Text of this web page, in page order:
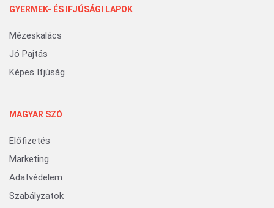
GYERMEK- ÉS IFJÚSÁGI LAPOK
Mézeskalács
Jó Pajtás
Képes Ifjúság
MAGYAR SZÓ
Előfizetés
Marketing
Adatvédelem
Szabályzatok